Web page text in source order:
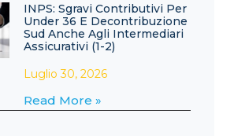
INPS: Sgravi Contributivi Per
Under 36 E Decontribuzione
Sud Anche Agli Intermediari
Assicurativi (1-2)
Luglio 30, 2026
Read More »